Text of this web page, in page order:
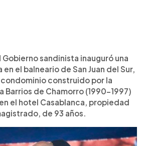
Gobierno sandinista inauguró una
el balneario de San Juan del Sur,
condominio construido por la
Barrios de Chamorro (1990-1997)
el hotel Casablanca, propiedad
de 93 años.